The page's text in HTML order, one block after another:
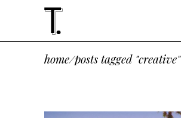
home/posts tagged "creative"